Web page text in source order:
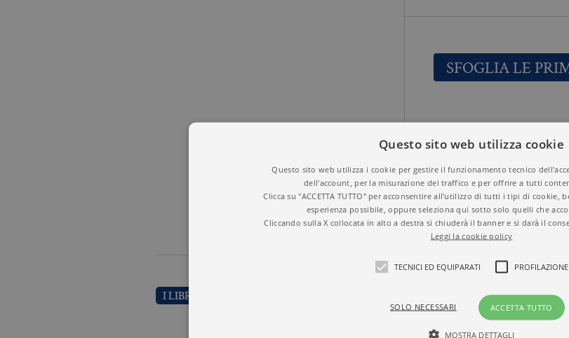
SFOGLIA LE
ISBN
Collana SAGGI
Temi
2008
Formato Brossura
N° di pagine
I LIBRI DI MARCO IACOBONI
Questo sito web utilizza cookie
Questo sito web utilizza i cookie per gestire il funzionamento tecnico
dell'account, per la misurazione del traffico e per offrire a tutti
Clicca su "ACCETTA TUTTO" per acconsentire all'utilizzo di tutti i tipi di cookie,
esperienza possibile, oppure seleziona qui sotto solo quelli che
Cliccando sulla X collocata in alto a destra si chiuderà il banner e si darà il
Leggi la cookie policy
TECNICI ED EQUIPARATI PROFILAZIONE
ACCETTA TUTTO
SOLO NECESSARI
MOSTRA DETTAGLI